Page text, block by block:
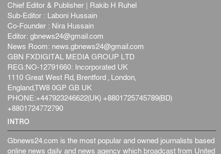
Chief Editor & Publisher | Rakib H Ruhel
Sub-Editor : Laboni Hussain
Co-Founder : Nira Hussain
Editor: gbnews24@gmail.com
News Room: news.gbnews24@gmail.com
GBN FXDIGITAL MEDIA GROUP LTD
REG:NO-12791660: Incorporated UK
1110 Great West Rd, Brentford , London,
England,TW8 0GP GB UK
PHONE:+447923246622(UK) +8801725745789(BD)
+8801724772790
INTRO
Gbnews24.com is the most popular and owned journalists based
online news daily and news agency which broadcast from United